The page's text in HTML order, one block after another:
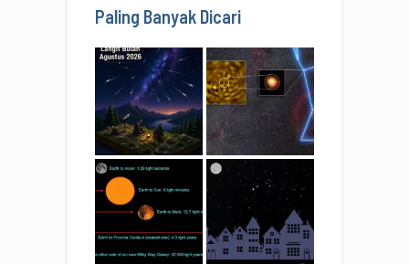
Paling Banyak Dicari